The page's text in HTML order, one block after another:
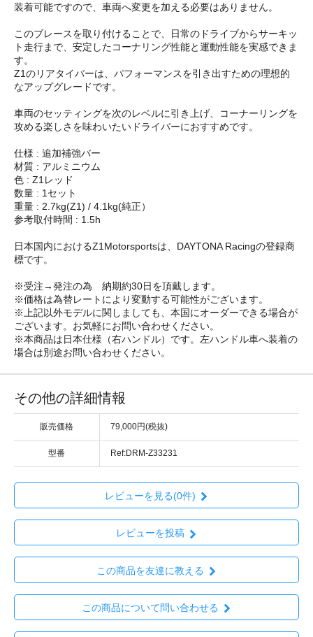
装着可能ですので、車両へ変更を加える必要はありません。
このブレースを取り付けることで、日常のドライブからサーキッ
ト走行まで、安定したコーナリング性能と運動性能を実感できま
す。
Z1のリアタイバーは、パフォーマンスを引き出すための理想的
なアップグレードです。
車両のセッティングを次のレベルに引き上げ、コーナーリングを
攻める楽しさを味わいたいドライバーにおすすめです。
仕様 : 追加補強バー
材質 : アルミニウム
色 : Z1レッド
数量 : 1セット
重量 : 2.7kg(Z1) / 4.1kg(純正）
参考取付時間 : 1.5h
日本国内におけるZ1Motorsportsは、DAYTONA Racingの登録商
標です。
※受注→発注の為 納期約30日を頂戴します。
※価格は為替レートにより変動する可能性がございます。
※上記以外モデルに関しましても、本国にオーダーできる場合が
ございます。お気軽にお問い合わせください。
※本商品は日本仕様（右ハンドル）です。左ハンドル車へ装着の
場合は別途お問い合わせください。
その他の詳細情報
販売価格 79,000円(税抜)
型番 Ref:DRM-Z33231
レビューを見る(0件)
レビューを投稿
この商品を友達に教える
この商品について問い合わせる